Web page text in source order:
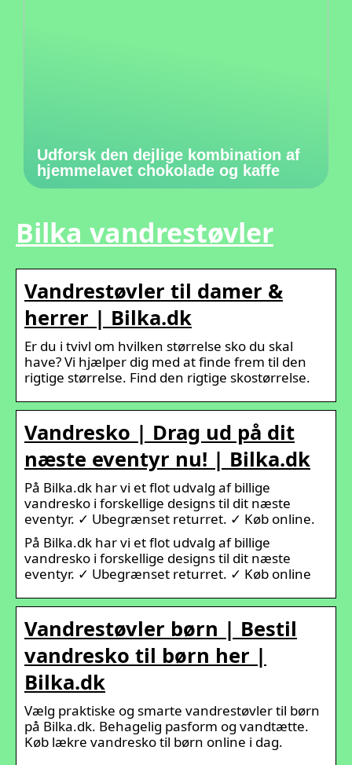
Udforsk den dejlige kombination af
hjemmelavet chokolade og kaffe
Bilka vandrestøvler
Vandrestøvler til damer &
herrer | Bilka.dk
Er du i tvivl om hvilken størrelse sko du skal
have? Vi hjælper dig med at finde frem til den
rigtige størrelse. Find den rigtige skostørrelse.
Vandresko | Drag ud på dit
næste eventyr nu! | Bilka.dk
På Bilka.dk har vi et flot udvalg af billige
vandresko i forskellige designs til dit næste
eventyr. ✓ Ubegrænset returret. ✓ Køb online.
På Bilka.dk har vi et flot udvalg af billige
vandresko i forskellige designs til dit næste
eventyr. ✓ Ubegrænset returret. ✓ Køb online
Vandrestøvler børn | Bestil
vandresko til børn her |
Bilka.dk
Vælg praktiske og smarte vandrestøvler til børn
på Bilka.dk. Behagelig pasform og vandtætte.
Køb lækre vandresko til børn online i dag.